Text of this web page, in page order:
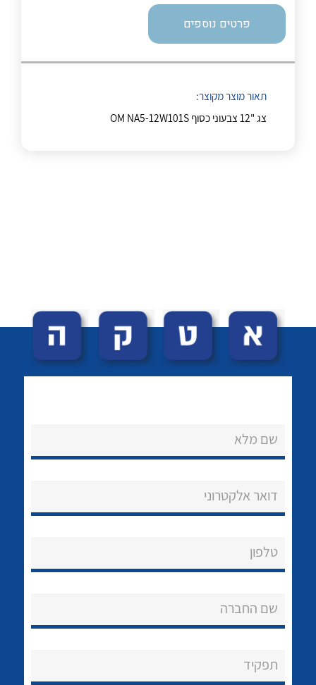
About Ateka Ltd.
צור קשר
לכל מוצרי היצרן
לכל מוצרי היצרן
פרטים נוספים
תאור מוצר מקוצר:
צג "12 צבעוני כסוף OM NA5-12W101S
שם מלא
דואר אלקטרוני
טלפון
שם החברה
תפקיד